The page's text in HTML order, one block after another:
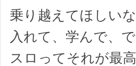
乗り越えてほしい
入れて、学んで、
スロってそれが最